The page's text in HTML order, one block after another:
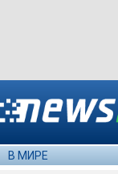
В МИРЕ